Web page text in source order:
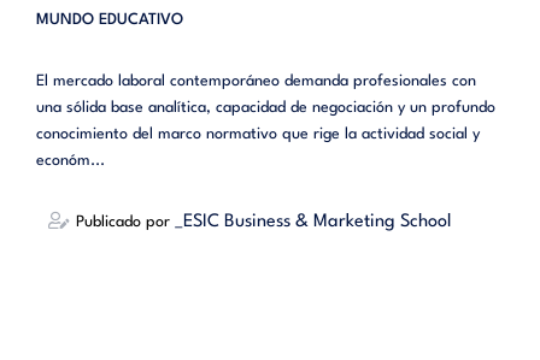
MUNDO EDUCATIVO
El mercado laboral contemporáneo demanda profesionales con
una sólida base analítica, capacidad de negociación y un profundo
conocimiento del marco normativo que rige la actividad social y
económ...
Publicado por _ESIC Business & Marketing School